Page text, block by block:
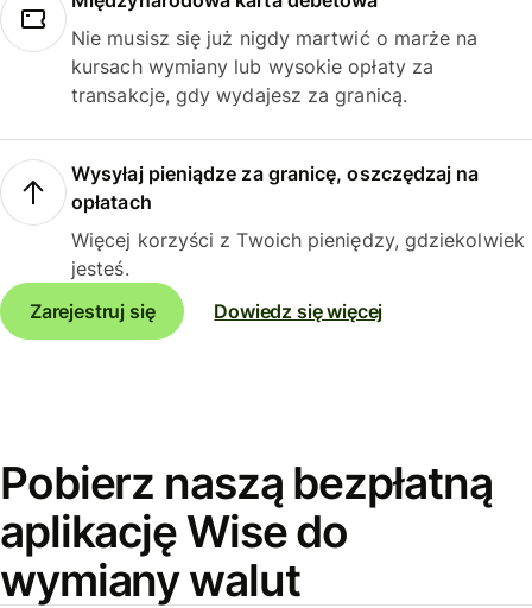
Nie musisz się już nigdy martwić o marże na
kursach wymiany lub wysokie opłaty za
transakcje, gdy wydajesz za granicą.
Wysyłaj pieniądze za granicę, oszczędzaj na
opłatach
Więcej korzyści z Twoich pieniędzy, gdziekolwiek
jesteś.
Zarejestruj się
Dowiedz się więcej
Pobierz naszą bezpłatną
aplikację Wise do
wymiany walut